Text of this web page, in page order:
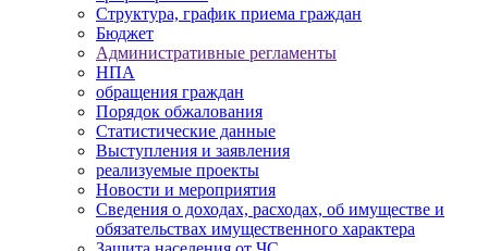
Структура, график приема граждан
Бюджет
Административные регламенты
НПА
обращения граждан
Порядок обжалования
Статистические данные
Выступления и заявления
реализуемые проекты
Новости и мероприятия
Сведения о доходах, расходах, об имуществе и
обязательствах имущественного характера